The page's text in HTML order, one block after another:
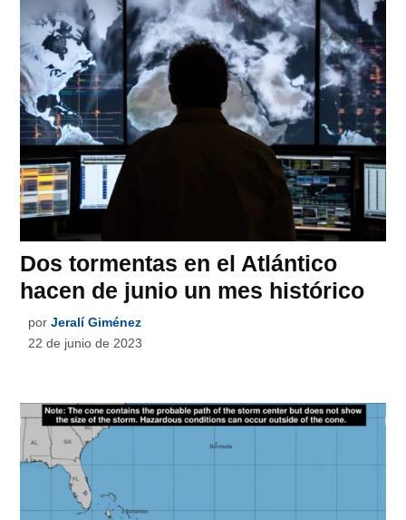
Dos tormentas en el Atlántico
hacen de junio un mes histórico
por Jeralí Giménez
22 de junio de 2023